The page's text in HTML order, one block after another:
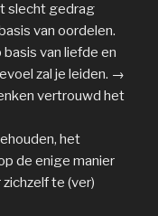
slecht gedrag
van oordelen.
van liefde en
zal je leiden. →
vertrouwd het
het
de enige manier
te (ver)